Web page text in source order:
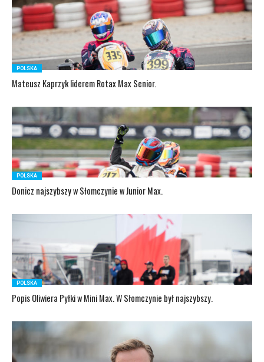
POLSKA
Mateusz Kaprzyk liderem Rotax Max Senior.
POLSKA
Donicz najszybszy w Słomczynie w Junior Max.
POLSKA
Popis Oliwiera Pyłki w Mini Max. W Słomczynie był najszybszy.